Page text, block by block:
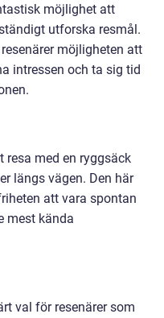
möjlighet att
utforska resmål.
möjligheten att
intressen och ta sig tid
resa med en ryggsäck
längs vägen. Den här
att vara spontan
mest kända
val för resenärer som